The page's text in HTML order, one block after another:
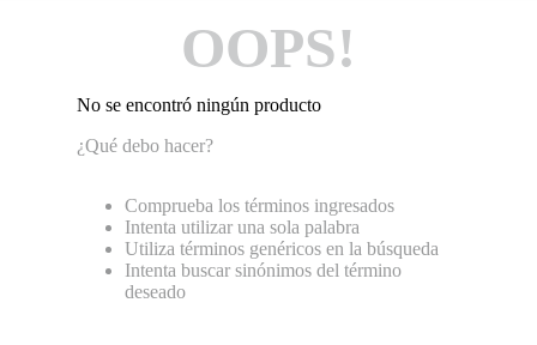
OOPS!
No se encontró ningún producto
¿Qué debo hacer?
Comprueba los términos ingresados
Intenta utilizar una sola palabra
Utiliza términos genéricos en la búsqueda
Intenta buscar sinónimos del término
deseado